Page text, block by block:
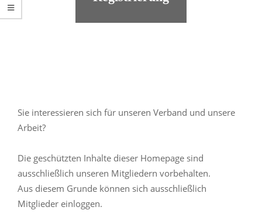
Sie interessieren sich für unseren Verband und unsere
Arbeit?
Die geschützten Inhalte dieser Homepage sind
ausschließlich unseren Mitgliedern vorbehalten.
Aus diesem Grunde können sich ausschließlich
Mitglieder einloggen.